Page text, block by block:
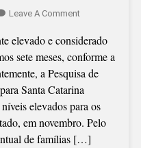
Leave A CommentOn
DOS
SEGUE
ALTO
elevado e considerado
sete meses, conforme a
a Pesquisa de
Santa Catarina
elevados para os
em novembro. Pelo
de famílias […]